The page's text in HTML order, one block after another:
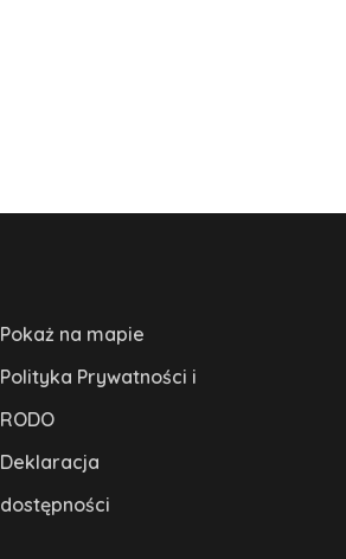
Pokaż na mapie
Polityka Prywatności i
RODO
Deklaracja
dostępności